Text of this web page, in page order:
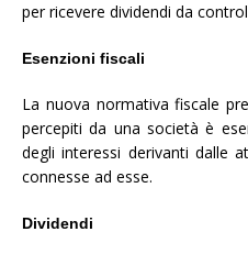
per ricevere dividendi da
Esenzioni fiscali
La nuova normativa fiscale
percepiti da una società è
degli interessi derivanti dalle
connesse ad esse.
Dividendi